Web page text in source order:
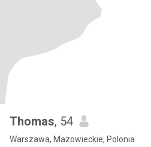
Thomas, 54
Warszawa, Mazowieckie, Polonia